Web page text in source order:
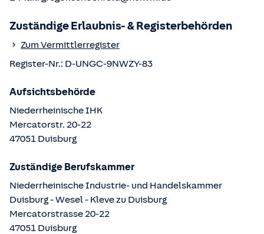
Zuständige Erlaubnis- & Registerbehörden
Zum Vermittlerregister
Register-Nr.: D-UNGC-9NWZY-83
Aufsichtsbehörde
Niederrheinische IHK
Mercatorstr. 20-22
47051 Duisburg
Zuständige Berufskammer
Niederrheinische Industrie- und Handelskammer
Duisburg - Wesel - Kleve zu Duisburg
Mercatorstrasse 20-22
47051 Duisburg